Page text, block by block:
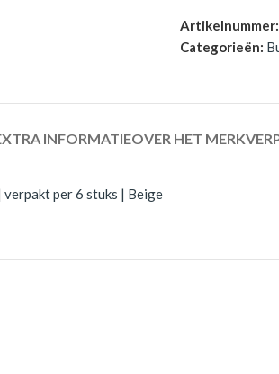
Artikelnummer:
Categorieën:
INFORMATIEOVER HET MERK
verpakt per 6 stuks | Beige